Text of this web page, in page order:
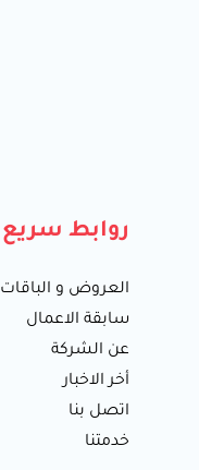
روابط سريع
العروض و الباقات
سابقة الاعمال
عن الشركة
أخر الاخبار
اتصل بنا
خدمتنا